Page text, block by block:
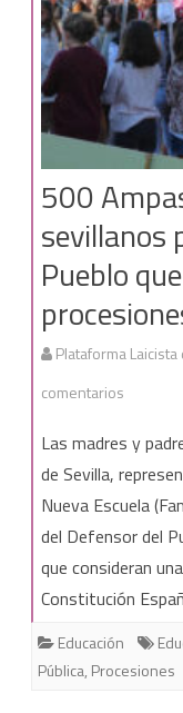
500
sevillanos
Pueblo
Plataforma Laicista
comentarios
Ampas
de
colegios
al
Las madres y
de Sevilla,
Nueva Escuela
del Defensor del
que consideran
Constitución
Educación
Pública, Procesiones